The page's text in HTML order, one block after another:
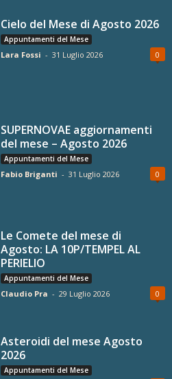
Cielo del Mese di Agosto 2026
Appuntamenti del Mese
Lara Fossi - 31 Luglio 2026 0
SUPERNOVAE aggiornamenti
del mese – Agosto 2026
Appuntamenti del Mese
Fabio Briganti - 31 Luglio 2026 0
Le Comete del mese di
Agosto: LA 10P/TEMPEL AL
PERIELIO
Appuntamenti del Mese
Claudio Pra - 29 Luglio 2026 0
Asteroidi del mese Agosto
2026
Appuntamenti del Mese